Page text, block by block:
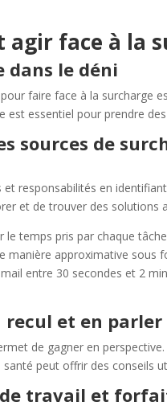
agir face à la
dans le déni
faire face à la surcharge
est essentiel pour prendre
sources de
et responsabilités en
et de trouver des solutions
le temps pris par chaque
manière approximative sous
entre 30 secondes et 2
recul et en parler
de gagner en
peut offrir des conseils
travail et